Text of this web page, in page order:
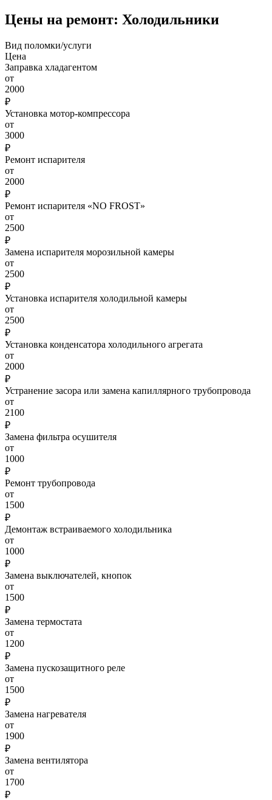
Цены на ремонт: Холодильники
Вид поломки/услуги
Цена
Заправка хладагентом
от
2000
₽
Установка мотор-компрессора
от
3000
₽
Ремонт испарителя
от
2000
₽
Ремонт испарителя «NO FROST»
от
2500
₽
Замена испарителя морозильной камеры
от
2500
₽
Установка испарителя холодильной камеры
от
2500
₽
Установка конденсатора холодильного агрегата
от
2000
₽
Устранение засора или замена капиллярного трубопровода
от
2100
₽
Замена фильтра осушителя
от
1000
₽
Ремонт трубопровода
от
1500
₽
Демонтаж встраиваемого холодильника
от
1000
₽
Замена выключателей, кнопок
от
1500
₽
Замена термостата
от
1200
₽
Замена пускозащитного реле
от
1500
₽
Замена нагревателя
от
1900
₽
Замена вентилятора
от
1700
₽